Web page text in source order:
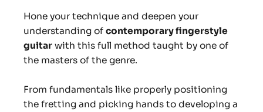
Hone your technique and deepen your
understanding of contemporary fingerstyle
guitar with this full method taught by one of
the masters of the genre.
From fundamentals like properly positioning
the fretting and picking hands to developing a